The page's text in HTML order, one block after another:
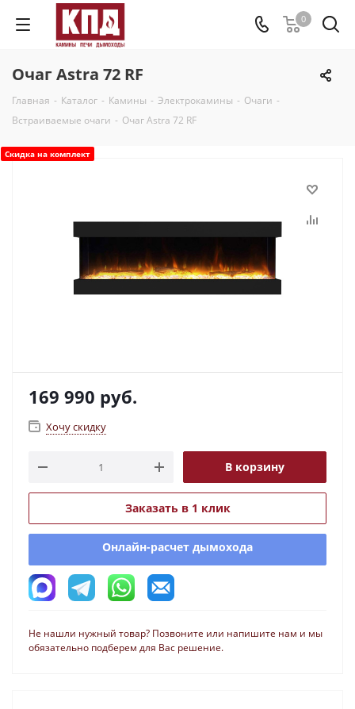
0
Очаг Astra 72 RF
Главная - Каталог - Камины - Электрокамины - Очаги -
Встраиваемые очаги - Очаг Astra 72 RF
Скидка на комплект
169 990 руб.
Хочу скидку
В корзину
Заказать в 1 клик
Онлайн-расчет дымохода
Не нашли нужный товар? Позвоните или напишите нам и мы
обязательно подберем для Вас решение.